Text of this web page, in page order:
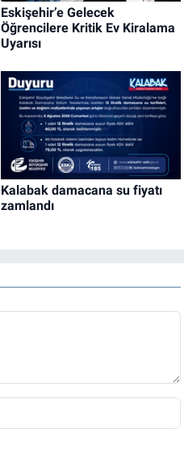
Eskişehir’e Gelecek
Öğrencilere Kritik Ev Kiralama
Uyarısı
Kalabak damacana su fiyatı
zamlandı